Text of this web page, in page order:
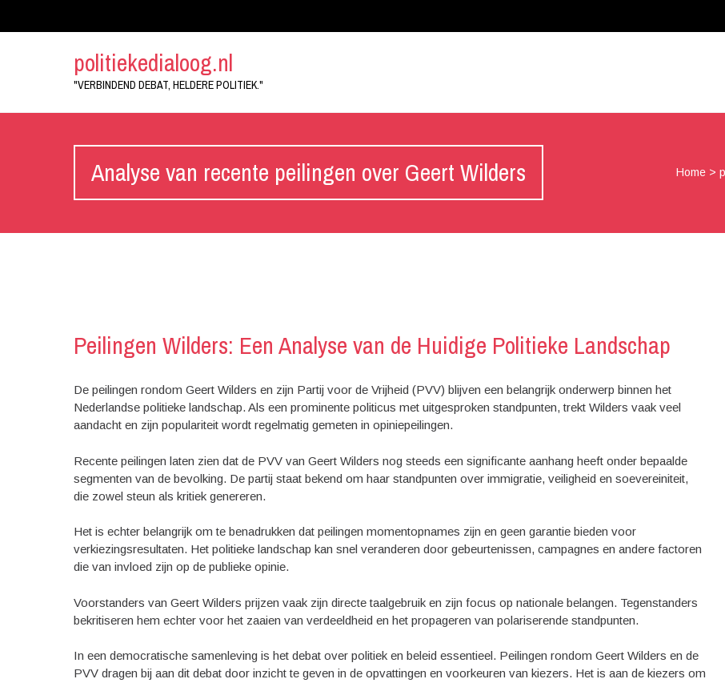
politiekedialoog.nl
"VERBINDEND DEBAT, HELDERE POLITIEK."
Analyse van recente peilingen over Geert Wilders Home >
Peilingen Wilders: Een Analyse van de Huidige Politieke Landschap
De peilingen rondom Geert Wilders en zijn Partij voor de Vrijheid (PVV) blijven een belangrijk onderwerp binnen het
Nederlandse politieke landschap. Als een prominente politicus met uitgesproken standpunten, trekt Wilders vaak veel
aandacht en zijn populariteit wordt regelmatig gemeten in opiniepeilingen.
Recente peilingen laten zien dat de PVV van Geert Wilders nog steeds een significante aanhang heeft onder bepaalde
segmenten van de bevolking. De partij staat bekend om haar standpunten over immigratie, veiligheid en soevereiniteit,
die zowel steun als kritiek genereren.
Het is echter belangrijk om te benadrukken dat peilingen momentopnames zijn en geen garantie bieden voor
verkiezingsresultaten. Het politieke landschap kan snel veranderen door gebeurtenissen, campagnes en andere factoren
die van invloed zijn op de publieke opinie.
Voorstanders van Geert Wilders prijzen vaak zijn directe taalgebruik en zijn focus op nationale belangen. Tegenstanders
bekritiseren hem echter voor het zaaien van verdeeldheid en het propageren van polariserende standpunten.
In een democratische samenleving is het debat over politiek en beleid essentieel. Peilingen rondom Geert Wilders en de
PVV dragen bij aan dit debat door inzicht te geven in de opvattingen en voorkeuren van kiezers. Het is aan de kiezers om